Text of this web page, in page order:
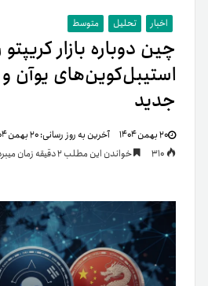
اخبار تحلیل متوسط
چین دوباره بازار
استیبل‌کوین‌های
جدید
۲۰ بهمن ۱۴۰۴ آخرین به روز رسانی:۲۰ بهمن ۱۴۰۴
خواندن این مطلب 2 دقیقه زمان میبرد